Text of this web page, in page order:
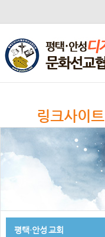
링크사이트
평택·안성 교회